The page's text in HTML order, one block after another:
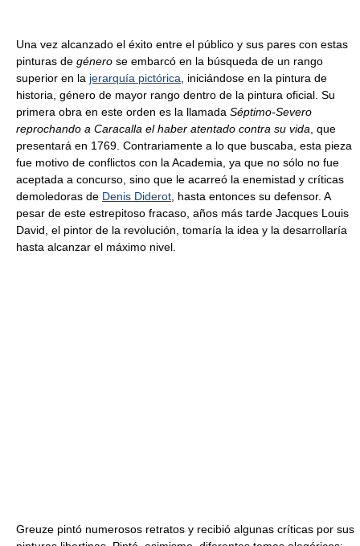
Una vez alcanzado el éxito entre el público y sus pares con estas
pinturas de género se embarcó en la búsqueda de un rango
superior en la jerarquía pictórica , iniciándose en la pintura de
historia, género de mayor rango dentro de la pintura oficial. Su
primera obra en este orden es la llamada Séptimo-Severo
reprochando a Caracalla el haber atentado contra su vida , que
presentará en 1769. Contrariamente a lo que buscaba, esta pieza
fue motivo de conflictos con la Academia, ya que no sólo no fue
aceptada a concurso, sino que le acarreó la enemistad y críticas
demoledoras de Denis Diderot , hasta entonces su defensor. A
pesar de este estrepitoso fracaso, años más tarde Jacques Louis
David, el pintor de la revolución, tomaría la idea y la desarrollaría
hasta alcanzar el máximo nivel.
Greuze pintó numerosos retratos y recibió algunas críticas por sus